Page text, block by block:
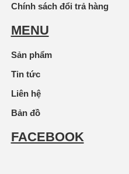
Chính sách đổi trả hàng
MENU
Sản phẩm
Tin tức
Liên hệ
Bản đồ
FACEBOOK